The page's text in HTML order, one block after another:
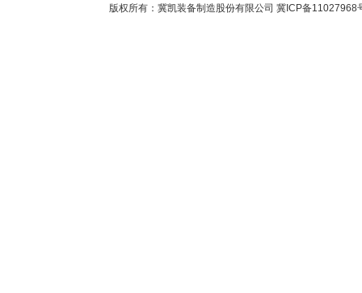
版权所有：冀凯装备制造股份有限公司 冀ICP备11027968